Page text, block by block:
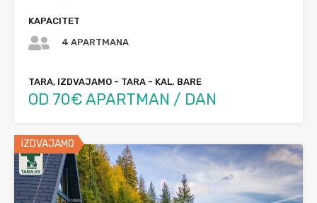
KAPACITET
4 APARTMANA
TARA, IZDVAJAMO - TARA - KAL. BARE
OD 70€ APARTMAN / DAN
IZDVAJAMO